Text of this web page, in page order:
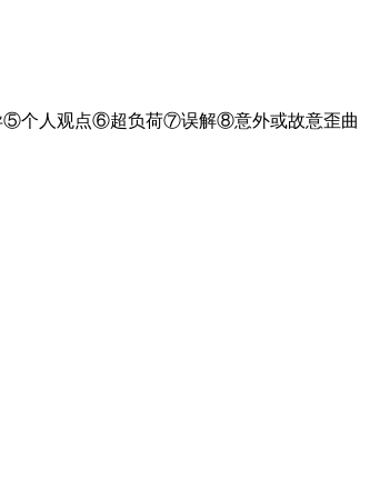
⑤个人观点⑥超负荷⑦误解⑧意外或故意歪曲